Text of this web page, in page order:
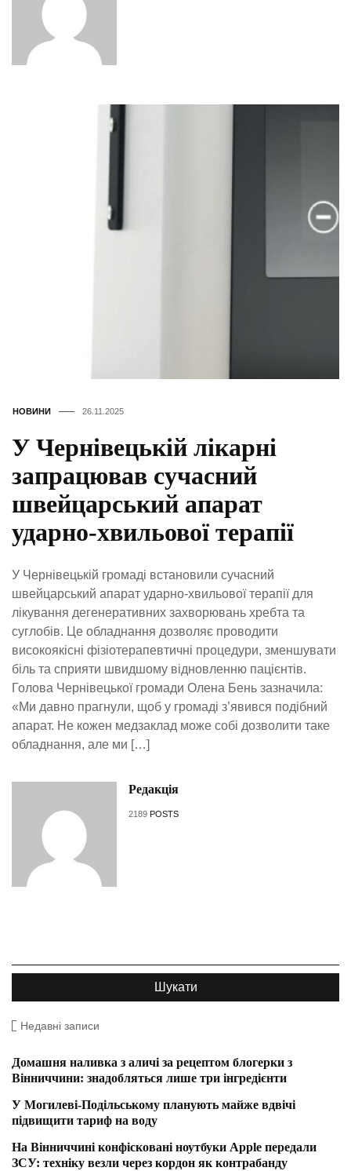
НОВИНИ 26.11.2025
У Чернівецькій лікарні
запрацював сучасний
швейцарський апарат
ударно-хвильової терапії
У Чернівецькій громаді встановили сучасний
швейцарський апарат ударно-хвильової терапії для
лікування дегенеративних захворювань хребта та
суглобів. Це обладнання дозволяє проводити
високоякісні фізіотерапевтичні процедури, зменшувати
біль та сприяти швидшому відновленню пацієнтів.
Голова Чернівецької громади Олена Бень зазначила:
«Ми давно прагнули, щоб у громаді з’явився подібний
апарат. Не кожен медзаклад може собі дозволити таке
обладнання, але ми […]
Редакція
2189 POSTS
Недавні записи
Домашня наливка з аличі за рецептом блогерки з
Вінниччини: знадобляться лише три інгредієнти
У Могилеві-Подільському планують майже вдвічі
підвищити тариф на воду
На Вінниччині конфісковані ноутбуки Apple передали
ЗСУ: техніку везли через кордон як контрабанду